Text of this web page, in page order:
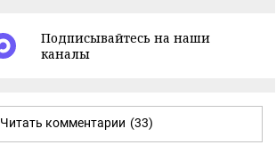
Подписывайтесь на наши
каналы
Читать комментарии (33)